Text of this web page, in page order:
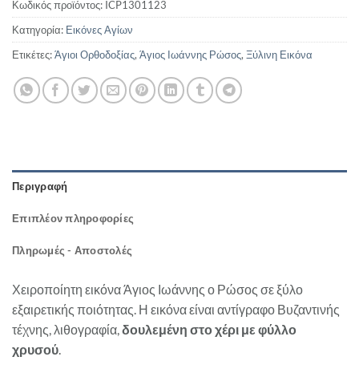
Κωδικός προϊόντος: ICP1301123
Κατηγορία: Εικόνες Αγίων
Ετικέτες:Άγιοι Ορθοδοξίας, Άγιος Ιωάννης Ρώσος, Ξύλινη Εικόνα
Περιγραφή
Επιπλέον πληροφορίες
Πληρωμές - Αποστολές
Χειροποίητη εικόνα Άγιος Ιωάννης ο Ρώσος σε ξύλο
εξαιρετικής ποιότητας. Η εικόνα είναι αντίγραφο Βυζαντινής
τέχνης, λιθογραφία,δουλεμένη στο χέρι με φύλλο
χρυσού.